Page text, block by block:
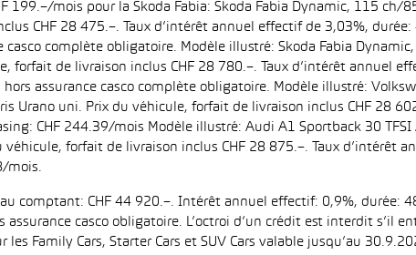
199.–/mois pour la Skoda Fabia: Skoda Fabia Dynamic, 115
CHF 28 475.–. Taux d’intérêt annuel effectif de 3,03%,
complète obligatoire. Modèle illustré: Skoda Fabia
forfait de livraison inclus CHF 28 780.–. Taux d’intérêt annuel
assurance casco complète obligatoire. Modèle illustré:
Urano uni. Prix du véhicule, forfait de livraison inclus CHF 28
CHF 244.39/mois Modèle illustré: Audi A1 Sportback 30
forfait de livraison inclus CHF 28 875.–. Taux d’intérêt
mois.
comptant: CHF 44 920.–. Intérêt annuel effectif: 0,9%, durée:
casco obligatoire. L’octroi d’un crédit est interdit s’il
Family Cars, Starter Cars et SUV Cars valable jusqu’au